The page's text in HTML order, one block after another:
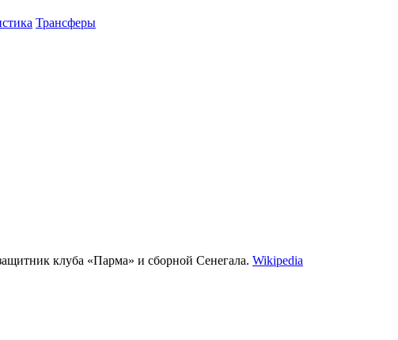
Трансферы
клуба «Парма» и сборной Сенегала. Wikipedia